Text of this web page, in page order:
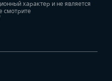
характер и не является
смотрите